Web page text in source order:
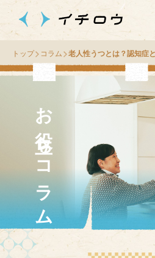
トップ コラム 老人性うつとは？認知症
お役立ちコラム